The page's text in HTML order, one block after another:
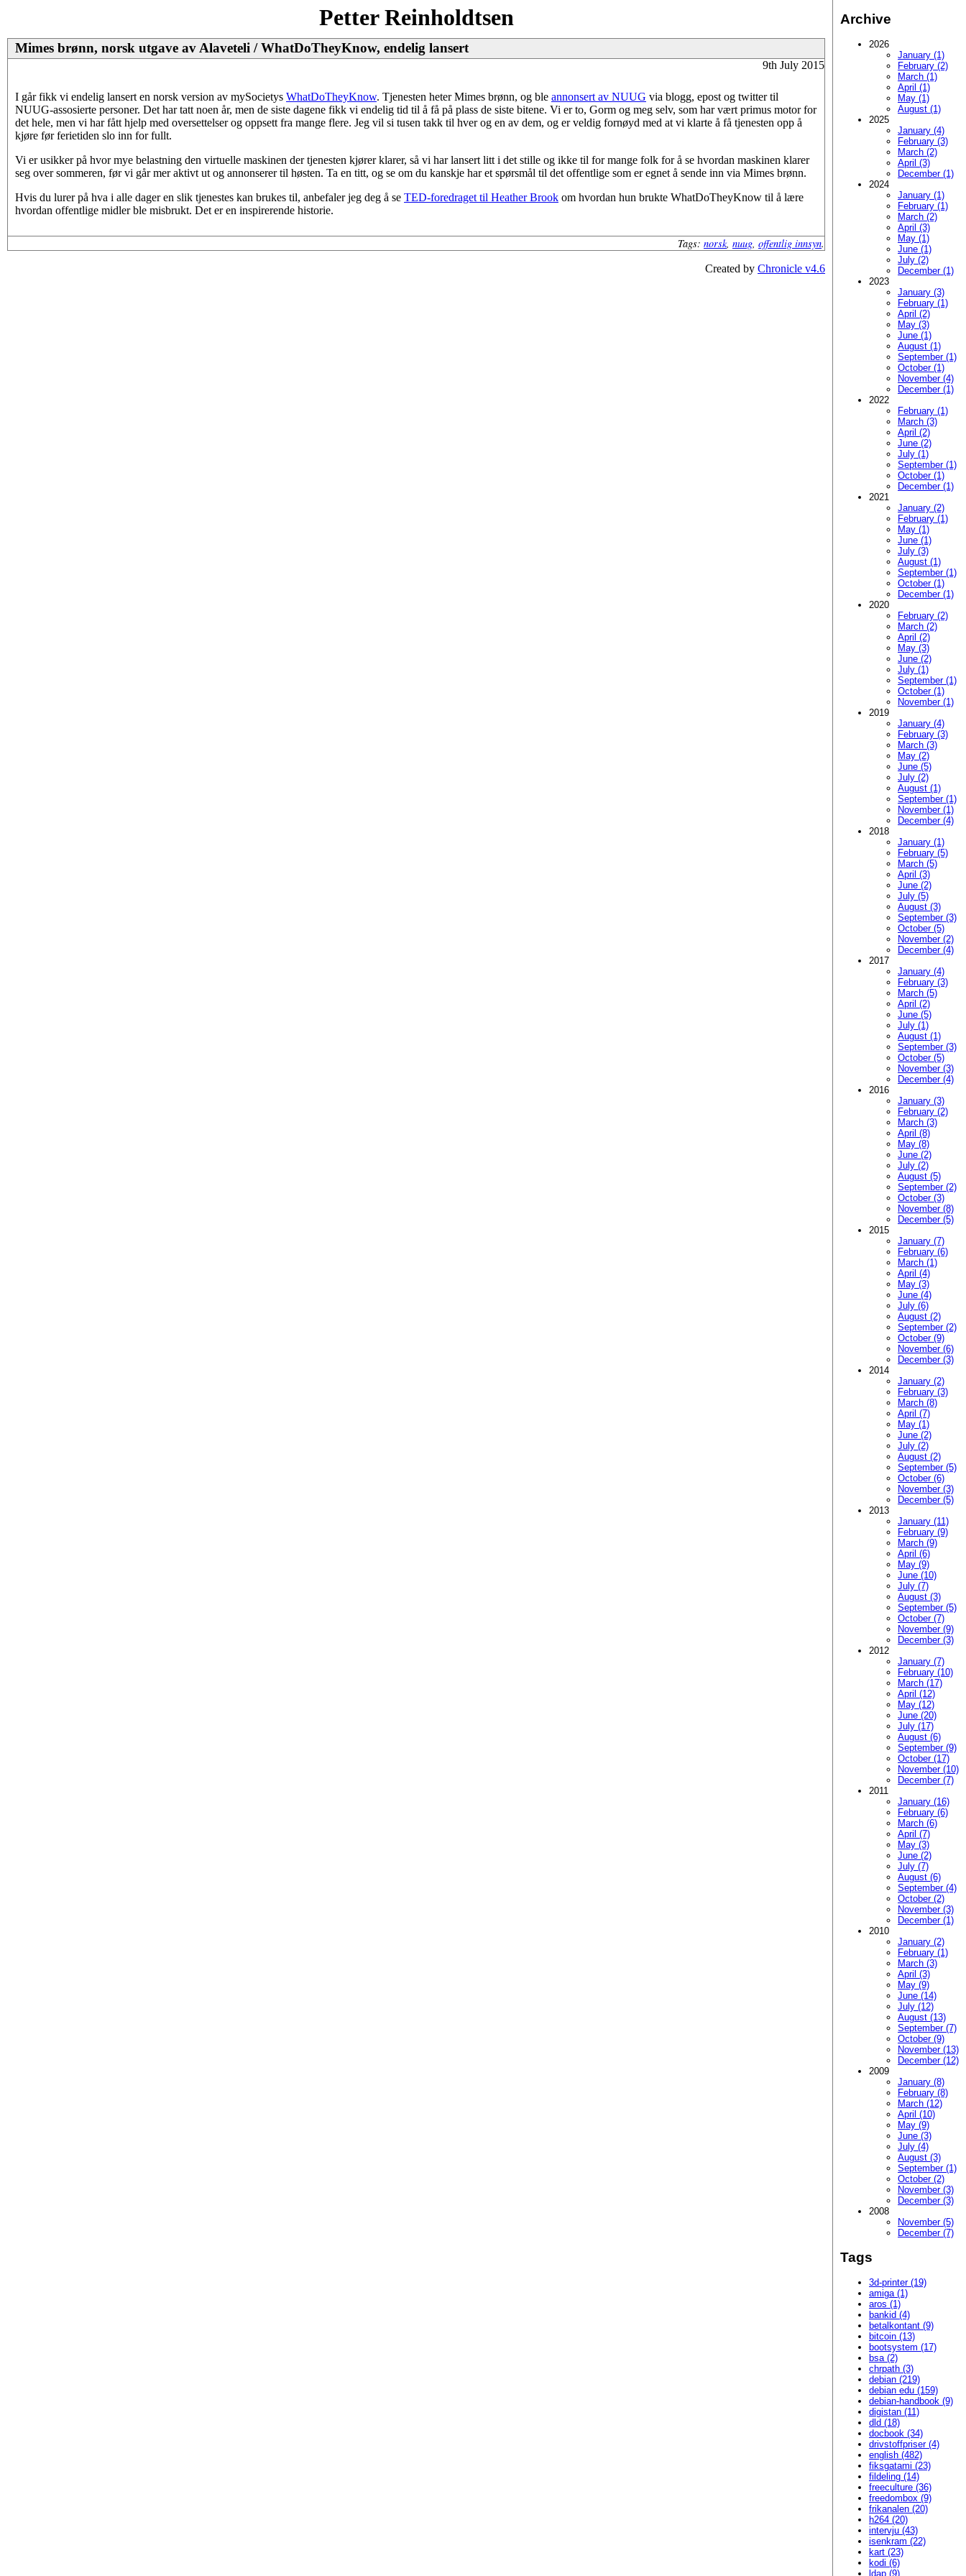
Petter Reinholdtsen
Mimes brønn, norsk utgave av Alaveteli / WhatDoTheyKnow, endelig lansert
9th July 2015
I går fikk vi endelig lansert en norsk version av mySocietys WhatDoTheyKnow. Tjenesten heter Mimes brønn, og ble annonsert av NUUG via blogg, epost og twitter til
NUUG-assosierte personer. Det har tatt noen år, men de siste dagene fikk vi endelig tid til å få på plass de siste bitene. Vi er to, Gorm og meg selv, som har vært primus motor for
det hele, men vi har fått hjelp med oversettelser og oppsett fra mange flere. Jeg vil si tusen takk til hver og en av dem, og er veldig fornøyd med at vi klarte å få tjenesten opp å
kjøre før ferietiden slo inn for fullt.
Vi er usikker på hvor mye belastning den virtuelle maskinen der tjenesten kjører klarer, så vi har lansert litt i det stille og ikke til for mange folk for å se hvordan maskinen klarer
seg over sommeren, før vi går mer aktivt ut og annonserer til høsten. Ta en titt, og se om du kanskje har et spørsmål til det offentlige som er egnet å sende inn via Mimes brønn.
Hvis du lurer på hva i alle dager en slik tjenestes kan brukes til, anbefaler jeg deg å se TED-foredraget til Heather Brook om hvordan hun brukte WhatDoTheyKnow til å lære
hvordan offentlige midler ble misbrukt. Det er en inspirerende historie.
Tags: norsk, nuug offentlig innsyn.
Archive
2026
January (1)
February (2)
March (1)
April (1)
May (1)
August (1)
2025
January (4)
February (3)
March (2)
April (3)
December (1)
2024
January (1)
February (1)
March (2)
April (3)
May (1)
June (1)
July (2)
December (1)
2023
January (3)
February (1)
April (2)
May (3)
June (1)
August (1)
September (1)
October (1)
November (4)
December (1)
2022
February (1)
March (3)
April (2)
June (2)
July (1)
September (1)
October (1)
December (1)
2021
January (2)
February (1)
May (1)
June (1)
July (3)
August (1)
September (1)
October (1)
December (1)
2020
February (2)
March (2)
April (2)
May (3)
June (2)
July (1)
September (1)
October (1)
November (1)
2019
January (4)
February (3)
March (3)
May (2)
June (5)
July (2)
August (1)
September (1)
November (1)
December (4)
2018
January (1)
February (5)
March (5)
April (3)
June (2)
July (5)
August (3)
September (3)
October (5)
November (2)
December (4)
2017
January (4)
February (3)
March (5)
April (2)
June (5)
July (1)
August (1)
September (3)
October (5)
November (3)
December (4)
2016
January (3)
February (2)
March (3)
April (8)
May (8)
June (2)
July (2)
August (5)
September (2)
October (3)
November (8)
December (5)
2015
January (7)
February (6)
March (1)
April (4)
May (3)
June (4)
July (6)
August (2)
September (2)
October (9)
November (6)
December (3)
2014
January (2)
February (3)
March (8)
April (7)
May (1)
June (2)
July (2)
August (2)
September (5)
October (6)
November (3)
December (5)
2013
January (11)
February (9)
March (9)
April (6)
May (9)
June (10)
July (7)
August (3)
September (5)
October (7)
November (9)
December (3)
2012
January (7)
February (10)
March (17)
April (12)
May (12)
June (20)
July (17)
August (6)
September (9)
October (17)
November (10)
December (7)
2011
January (16)
February (6)
March (6)
April (7)
May (3)
June (2)
July (7)
August (6)
September (4)
October (2)
November (3)
December (1)
2010
January (2)
February (1)
March (3)
April (3)
May (9)
June (14)
July (12)
August (13)
September (7)
October (9)
November (13)
December (12)
2009
January (8)
February (8)
March (12)
April (10)
May (9)
June (3)
July (4)
August (3)
September (1)
October (2)
November (3)
December (3)
2008
November (5)
December (7)
Tags
3d-printer (19)
amiga (1)
aros (1)
bankid (4)
betalkontant (9)
bitcoin (13)
bootsystem (17)
bsa (2)
chrpath (3)
debian (219)
debian edu (159)
debian-handbook (9)
digistan (11)
dld (18)
docbook (34)
drivstoffpriser (4)
english (482)
fiksgatami (23)
fildeling (14)
freeculture (36)
freedombox (9)
frikanalen (20)
h264 (20)
intervju (43)
isenkram (22)
kart (23)
kodi (6)
ldap (9)
Created by Chronicle v4.6